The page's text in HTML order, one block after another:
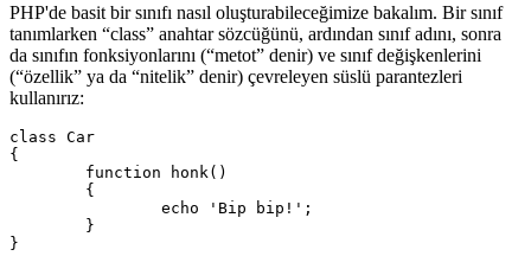
PHP'de basit bir sınıfı nasıl oluşturabileceğimize bakalım. Bir sınıf
tanımlarken “class” anahtar sözcüğünü, ardından sınıf adını, sonra
da sınıfın fonksiyonlarını (“metot” denir) ve sınıf değişkenlerini
(“özellik” ya da “nitelik” denir) çevreleyen süslü parantezleri
kullanırız:
class Car
{